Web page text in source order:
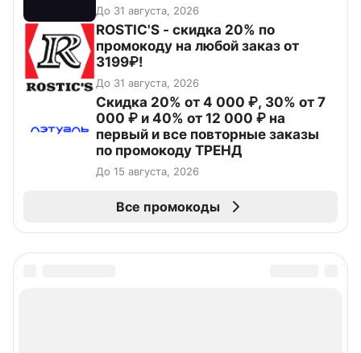
До 31 августа, 2026
ROSTIC'S - скидка 20% по
промокоду на любой заказ от
3199₽!
До 31 августа, 2026
Скидка 20% от 4 000 ₽, 30% от 7
000 ₽ и 40% от 12 000 ₽ на
первый и все повторные заказы
по промокоду ТРЕНД
До 15 августа, 2026
Все промокоды